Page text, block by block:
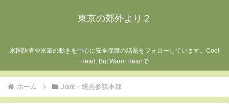
東京の郊外より２
米国防省や米軍の動きを中心に安全保障の話題をフォローしています。Cool
Head, But Warm Heartで
ホーム Joint・統合参謀本部